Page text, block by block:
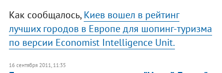
Как сообщалось,Киев вошел в рейтинг
лучших городов в Европе для шопинг-туризма
по версии Economist Intelligence Unit.
16 сентября 2011, 11:35